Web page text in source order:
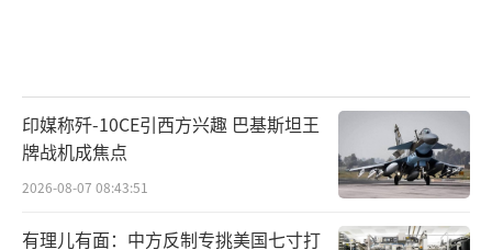
印媒称歼-10CE引西方兴趣 巴基斯坦王
牌战机成焦点
2026-08-07 08:43:51
有理儿有面：中方反制专挑美国七寸打